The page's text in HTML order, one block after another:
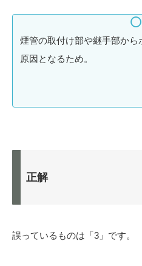
煙管の取付け部や継手部から
原因となるため。
正解
誤っているものは「3」です。